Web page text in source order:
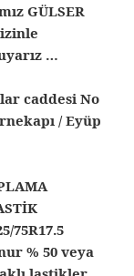
GÜLSER
…
caddesi No
/ Eyüp
75R17.5
% 50 veya